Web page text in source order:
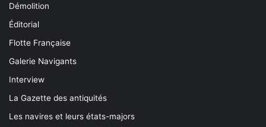
Démolition
Éditorial
Flotte Française
Galerie Navigants
Interview
La Gazette des antiquités
Les navires et leurs états-majors